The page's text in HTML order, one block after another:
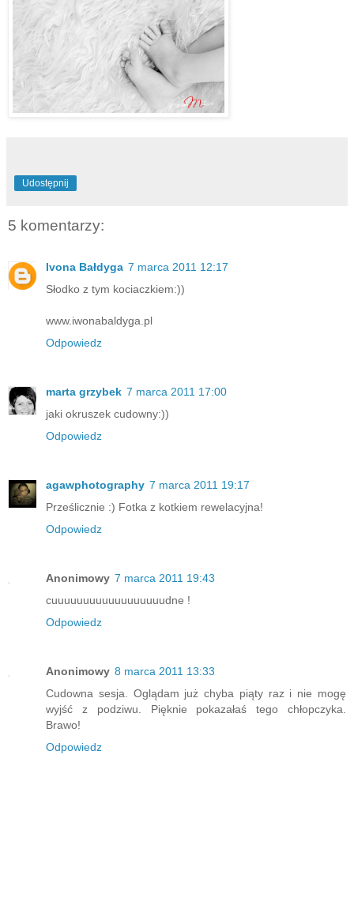
Udostępnij
5 komentarzy:
Ivona Bałdyga 7 marca 2011 12:17
Słodko z tym kociaczkiem:))
www.iwonabaldyga.pl
Odpowiedz
marta grzybek 7 marca 2011 17:00
jaki okruszek cudowny:))
Odpowiedz
agawphotography 7 marca 2011 19:17
Prześlicznie :) Fotka z kotkiem rewelacyjna!
Odpowiedz
Anonimowy 7 marca 2011 19:43
cuuuuuuuuuuuuuuuuuudne !
Odpowiedz
Anonimowy 8 marca 2011 13:33
Cudowna sesja. Oglądam już chyba piąty raz i nie mogę
wyjść z podziwu. Pięknie pokazałaś tego chłopczyka.
Brawo!
Odpowiedz